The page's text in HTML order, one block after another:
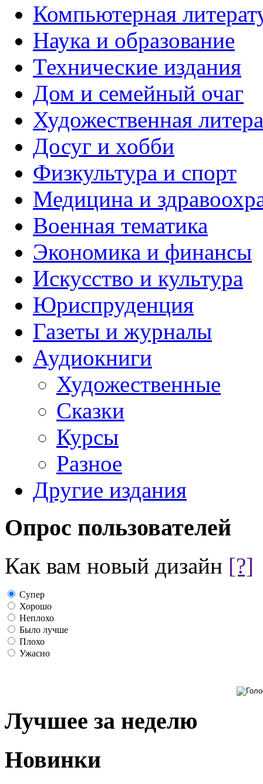
Компьютерная
Наука и образование
Технические издания
Дом и семейный очаг
Художественная
Досуг и хобби
Физкультура и спорт
Медицина и
Военная тематика
Экономика и финансы
Искусство и культура
Юриспруденция
Газеты и журналы
Аудиокниги
Художественные
Сказки
Курсы
Разное
Другие издания
Опрос пользователей
Как вам новый дизайн [?]
Супер
Хорошо
Неплохо
Было лучше
Плохо
Ужасно
Лучшее за неделю
Новинки